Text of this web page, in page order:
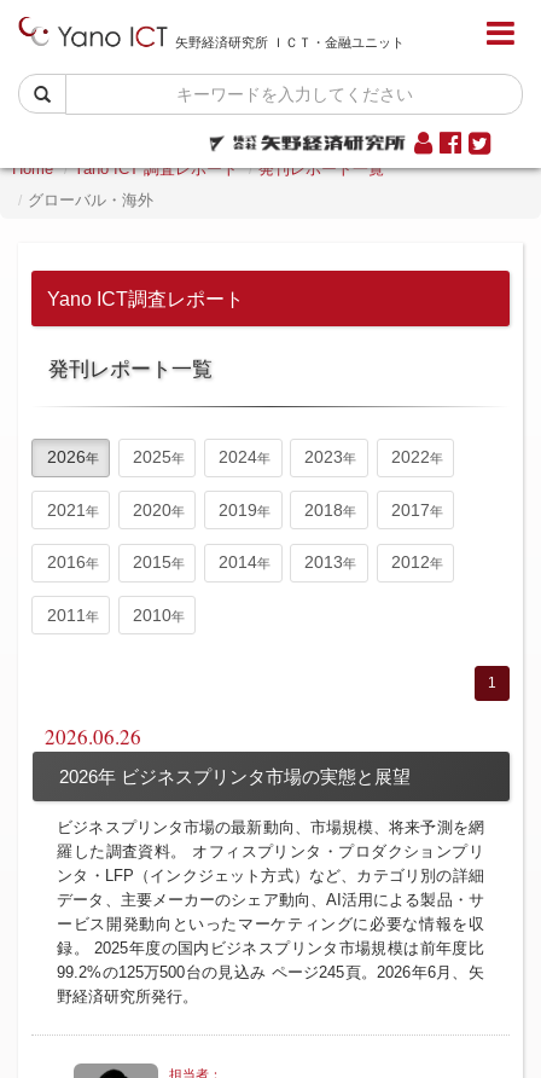
矢野経済研究所 ＩＣＴ・金融ユニット
Home Yano ICT 調査レポート
発刊レポート一覧
グローバル・海外
Yano ICT調査レポート
発刊レポート一覧
2026 2025 2024 2023 2022
2021 2020 2019 2018 2017
2016 2015 2014 2013 2012
2011 2010
1
2026.06.26
2026年 ビジネスプリンタ市場の実態と展望
ビジネスプリンタ市場の最新動向、市場規模、将来予測を網
羅した調査資料。 オフィスプリンタ・プロダクションプリ
ンタ・LFP（インクジェット方式）など、カテゴリ別の詳細
データ、主要メーカーのシェア動向、AI活用による製品・サ
ービス開発動向といったマーケティングに必要な情報を収
録。 2025年度の国内ビジネスプリンタ市場規模は前年度比
99.2%の125万500台の見込み ページ245頁。2026年6月、矢
野経済研究所発行。